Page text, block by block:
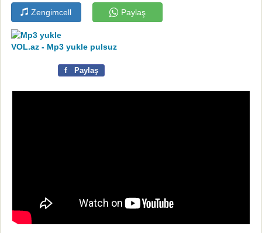
Zengimcell Paylaş
VOL.az - Mp3 yukle pulsuz
f Paylaş